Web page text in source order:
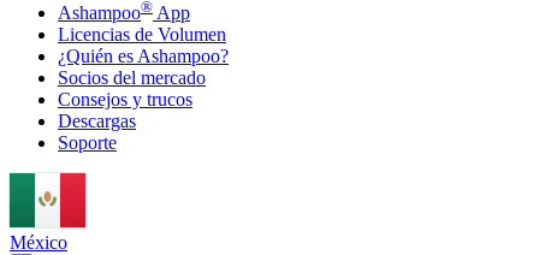
Ashampoo® App
Licencias de Volumen
¿Quién es Ashampoo?
Socios del mercado
Consejos y trucos
Descargas
Soporte
México